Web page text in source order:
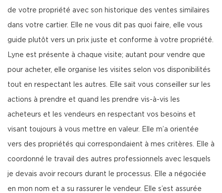
de votre propriété avec son historique des ventes similaires
dans votre cartier. Elle ne vous dit pas quoi faire, elle vous
guide plutôt vers un prix juste et conforme à votre propriété.
Lyne est présente à chaque visite; autant pour vendre que
pour acheter, elle organise les visites selon vos disponibilités
tout en respectant les autres. Elle sait vous conseiller sur les
actions à prendre et quand les prendre vis-à-vis les
acheteurs et les vendeurs en respectant vos besoins et
visant toujours à vous mettre en valeur. Elle m’a orientée
vers des propriétés qui correspondaient à mes critères. Elle à
coordonné le travail des autres professionnels avec lesquels
je devais avoir recours durant le processus. Elle a négociée
en mon nom et a su rassurer le vendeur. Elle s’est assurée